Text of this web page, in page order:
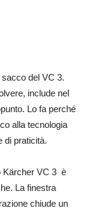
del VC 3.
include nel
Lo fa perché
alla tecnologia
di praticità.
Kärcher VC 3 è
La finestra
chiude un